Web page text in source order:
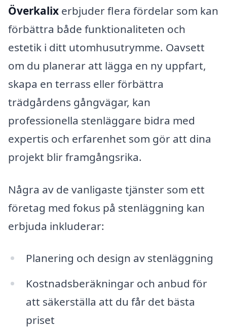
Överkalix erbjuder flera fördelar som kan
förbättra både funktionaliteten och
estetik i ditt utomhusutrymme. Oavsett
om du planerar att lägga en ny uppfart,
skapa en terrass eller förbättra
trädgårdens gångvägar, kan
professionella stenläggare bidra med
expertis och erfarenhet som gör att dina
projekt blir framgångsrika.
Några av de vanligaste tjänster som ett
företag med fokus på stenläggning kan
erbjuda inkluderar:
Planering och design av stenläggning
Kostnadsberäkningar och anbud för
att säkerställa att du får det bästa
priset